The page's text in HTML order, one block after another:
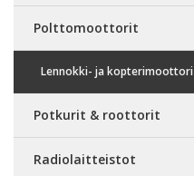
Polttomoottorit
Lennokki- ja kopterimoottori
Potkurit & roottorit
Radiolaitteistot